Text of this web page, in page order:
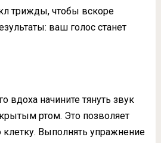
трижды, чтобы вскоре
ваш голос станет
вдоха начините тянуть звук
ртом. Это позволяет
клетку. Выполнять упражнение